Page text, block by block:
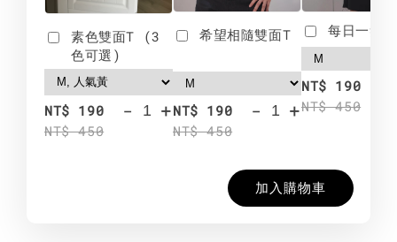
素色雙面T (3
色可選)
NT$ 190
NT$ 450
- +
希望相隨雙面T
NT$ 190
NT$ 450
- +
每日一笑
NT$ 190
NT$ 450
加入購物車